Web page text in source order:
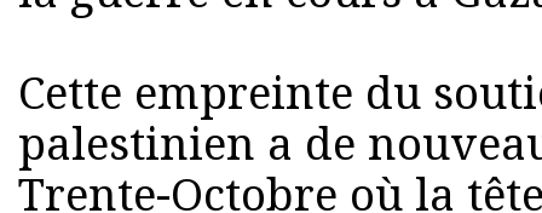
Cette empreinte du
palestinien a de
Trente-Octobre où la